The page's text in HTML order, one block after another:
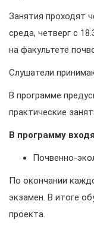
Занятия проходят
среда, четверг с
на факультете
Слушатели
В программе
практические
В программу
Почвенно-
По окончании
экзамен. В итоге
проекта.